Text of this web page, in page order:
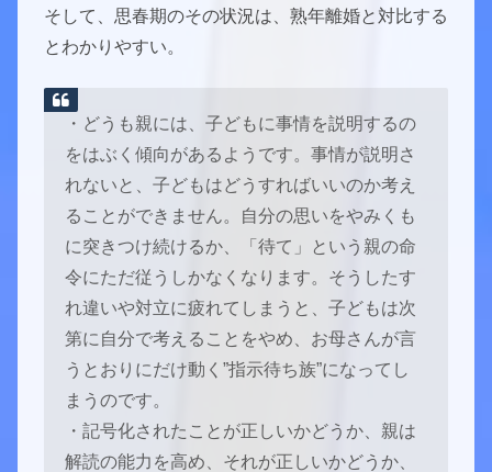
そして、思春期のその状況は、熟年離婚と対比する
とわかりやすい。
・どうも親には、子どもに事情を説明するの
をはぶく傾向があるようです。事情が説明さ
れないと、子どもはどうすればいいのか考え
ることができません。自分の思いをやみくも
に突きつけ続けるか、「待て」という親の命
令にただ従うしかなくなります。そうしたす
れ違いや対立に疲れてしまうと、子どもは次
第に自分で考えることをやめ、お母さんが言
うとおりにだけ動く”指示待ち族”になってし
まうのです。
・記号化されたことが正しいかどうか、親は
解読の能力を高め、それが正しいかどうか、